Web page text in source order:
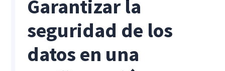
Garantizar la
seguridad de los
datos en una